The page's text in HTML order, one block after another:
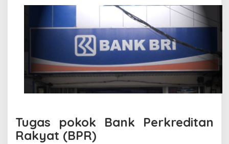
Tugas pokok Bank Perkreditan
Rakyat (BPR)